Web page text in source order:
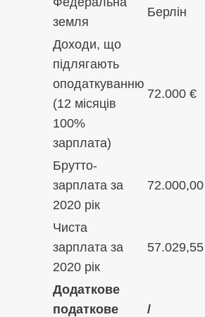
земля
Берлін
Доходи, що
підлягають
оподаткуванню
(12 місяців
100%
зарплата)
72.000 €
Брутто-
зарплата за
2020 рік
Чиста
зарплата за
2020 рік
Додаткове
податкове
/